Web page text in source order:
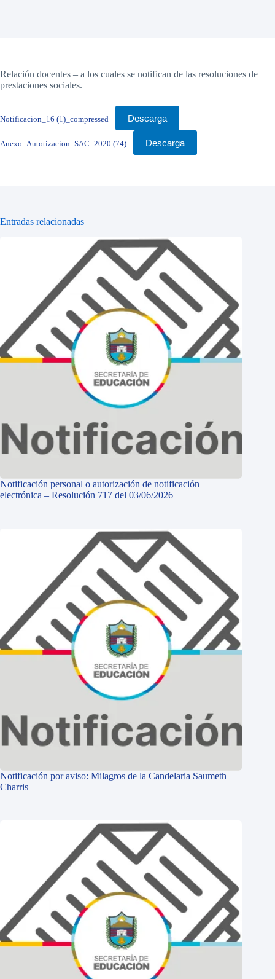
Relación docentes – a los cuales se notifican de las resoluciones de
prestaciones sociales.
Notificacion_16 (1)_compressed Descarga
Anexo_Autotizacion_SAC_2020 (74) Descarga
Entradas relacionadas
Notificación personal o autorización de notificación
electrónica – Resolución 717 del 03/06/2026
Notificación por aviso: Milagros de la Candelaria Saumeth
Charris